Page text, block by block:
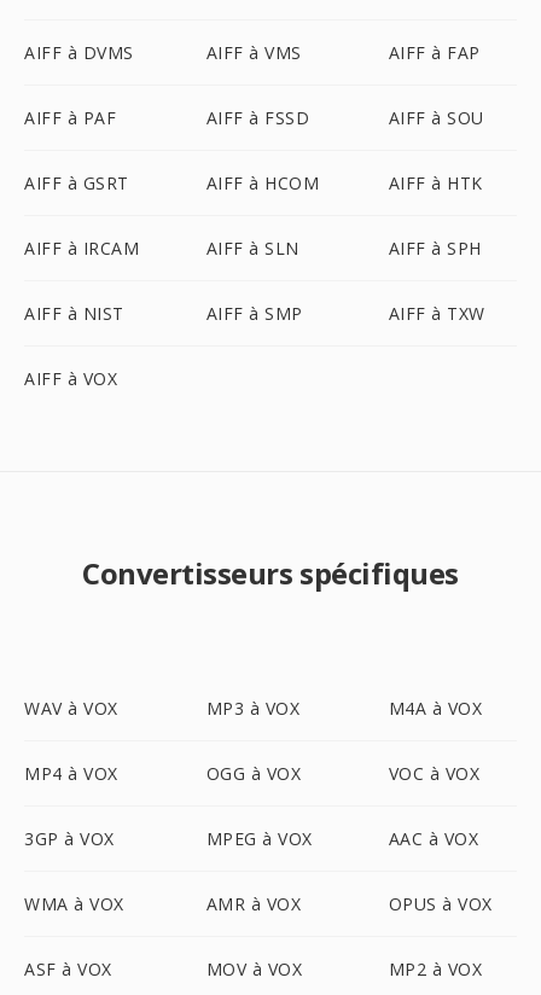
AIFF à DVMS AIFF à VMS AIFF à FAP
AIFF à PAF AIFF à FSSD AIFF à SOU
AIFF à GSRT AIFF à HCOM AIFF à HTK
AIFF à IRCAM AIFF à SLN AIFF à SPH
AIFF à NIST AIFF à SMP AIFF à TXW
AIFF à VOX
Convertisseurs spécifiques
WAV à VOX MP3 à VOX M4A à VOX
MP4 à VOX OGG à VOX VOC à VOX
3GP à VOX MPEG à VOX AAC à VOX
WMA à VOX AMR à VOX OPUS à VOX
ASF à VOX MOV à VOX MP2 à VOX